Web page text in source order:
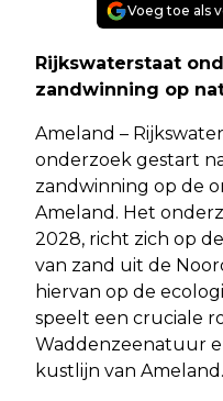
Voeg toe als
Rijkswaterstaat
zandwinning op
Ameland –
onderzoek gestart
zandwinning op de
Ameland. Het
2028, richt zich op
van zand uit de
hiervan op de
speelt een cruciale
Waddenzeenatuur
kustlijn van Ameland.